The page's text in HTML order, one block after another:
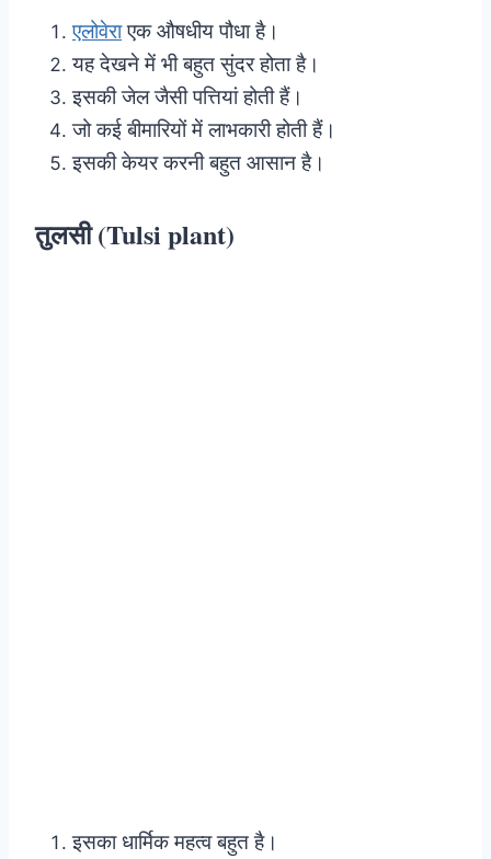
एलोवेराएक औषधीय पौधा है।
यह देखने में भी बहुत सुंदर होता है।
इसकी जेल जैसी पत्तियां होती हैं।
जो कई बीमारियों में लाभकारी होती हैं।
इसकी केयर करनी बहुत आसान है।
तुलसी (Tulsi plant)
इसका धार्मिक महत्व बहुत है।